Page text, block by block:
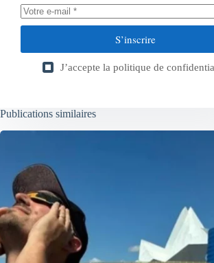
S’inscrire
J’accepte la politique de
Publications similaires